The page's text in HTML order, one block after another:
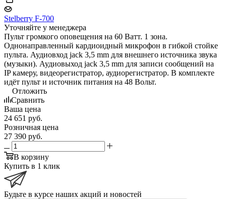
Stelberry F-700
Уточняйте у менеджера
Пульт громкого оповещения на 60 Ватт. 1 зона.
Однонаправленный кардиоидный микрофон в гибкой стойке
пульта. Аудиовход jack 3,5 mm для внешнего источника звука
(музыки). Аудиовыход jack 3,5 mm для записи сообщений на
IP камеру, видеорегистратор, аудиорегистратор. В комплекте
идёт пульт и источник питания на 48 Вольт.
Отложить
Сравнить
Ваша цена
24 651 руб.
Розничная цена
27 390 руб.
В корзину
Купить в 1 клик
Будьте в курсе наших акций и новостей